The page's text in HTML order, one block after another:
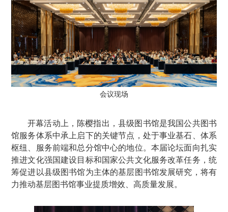
会议现场
开幕活动上，陈樱指出，县级图书馆是我国公共图书
馆服务体系中承上启下的关键节点，处于事业基石、体系
枢纽、服务前端和总分馆中心的地位。本届论坛面向扎实
推进文化强国建设目标和国家公共文化服务改革任务，统
筹促进以县级图书馆为主体的基层图书馆发展研究，将有
力推动基层图书馆事业提质增效、高质量发展。